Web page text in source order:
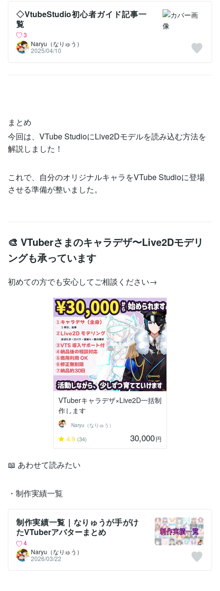
◇VtubeStudio初心者ガイド記事一
覧
3
Naryu（なりゅう）
2025/04/10
まとめ
今回は、VTube StudioにLive2Dモデルを読み込む方法を
解説しました！
これで、自分のオリジナルキャラをVTube Studioに登場
させる準備が整いました。
🎨 VTuberさまのキャラデザ〜Live2Dモデリ
ングも承っています
初めての方でも安心してご相談ください→
VTuberキャラデザ×Live2D一括制
作します
Naryu（なりゅう）
4.9 (34) 30,000円
📖 あわせて読みたい
・制作実績一覧
制作実績一覧｜なりゅうが手がけ
たVTuberアバターまとめ
4
Naryu（なりゅう）
2026/03/22